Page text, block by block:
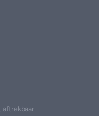
aftrekbaar